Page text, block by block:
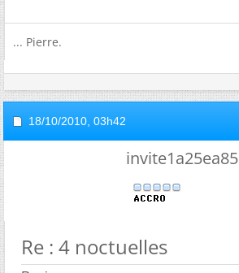
... Pierre.
18/10/2010, 03h42
invite1a25ea85
Re : 4 noctuelles